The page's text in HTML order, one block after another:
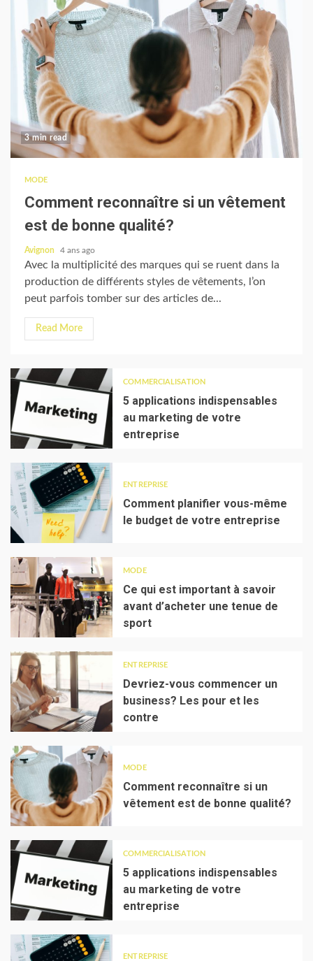
3 min read
MODE
Comment reconnaître si un vêtement
est de bonne qualité?
Avignon 4 ans ago
Avec la multiplicité des marques qui se ruent dans la
production de différents styles de vêtements, l’on
peut parfois tomber sur des articles de...
Read More
COMMERCIALISATION
5 applications indispensables
au marketing de votre
entreprise
ENTREPRISE
Comment planifier vous-même
le budget de votre entreprise
MODE
Ce qui est important à savoir
avant d’acheter une tenue de
sport
ENTREPRISE
Devriez-vous commencer un
business? Les pour et les
contre
MODE
Comment reconnaître si un
vêtement est de bonne qualité?
COMMERCIALISATION
5 applications indispensables
au marketing de votre
entreprise
ENTREPRISE